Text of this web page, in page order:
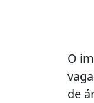
O
de